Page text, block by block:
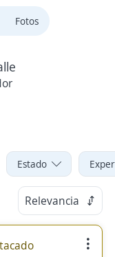
Fotos
Estado
Relevancia